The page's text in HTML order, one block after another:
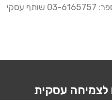
אסטרטגי צרו איתנו קשר במספר: 03-6165757 שותף עסקי
עסקית